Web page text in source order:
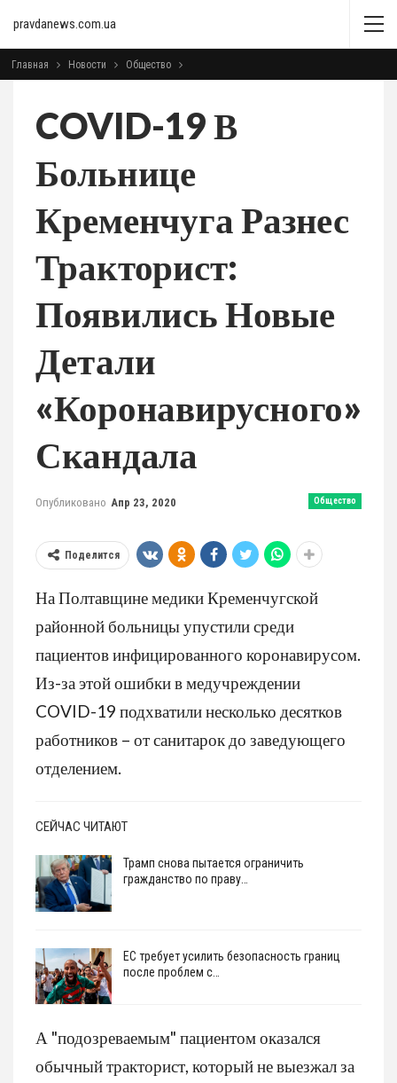
pravdanews.com.ua
Главная Новости Общество
COVID-19 В
Больнице
Кременчуга Разнес
Тракторист:
Появились Новые
Детали
«коронавирусного»
Скандала
Общество
Опубликовано Апр 23, 2020
Поделится
На Полтавщине медики Кременчугской
районной больницы упустили среди
пациентов инфицированного коронавирусом.
Из-за этой ошибки в медучреждении
COVID-19 подхватили несколько десятков
работников – от санитарок до заведующего
отделением.
СЕЙЧАС ЧИТАЮТ
Трамп снова пытается ограничить
гражданство по праву…
ЕС требует усилить безопасность границ
после проблем с…
А "подозреваемым" пациентом оказался
обычный тракторист, который не выезжал за